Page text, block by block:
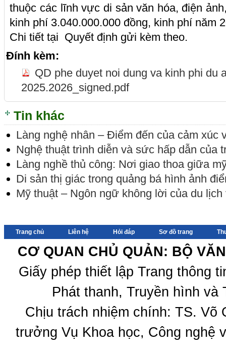
thuộc các lĩnh vực di sản văn hóa, điện
kinh phí 3.040.000.000 đồng, kinh phí năm
Chi tiết tại Quyết định gửi kèm theo.
Đính kèm:
QD phe duyet noi dung va kinh phi du
2025.2026_signed.pdf
Tin khác
Làng nghệ nhân – Điểm đến của cảm xúc
Nghệ thuật trình diễn và sức hấp dẫn của
Làng nghề thủ công: Nơi giao thoa giữa
Di sản thị giác trong quảng bá hình ảnh
Mỹ thuật – Ngôn ngữ không lời của du lịch
Trang chủ Liên hệ Hỏi đáp Sơ đồ trang
CƠ QUAN CHỦ QUẢN: BỘ
Giấy phép thiết lập Trang thông
Phát thanh, Truyền hình
Chịu trách nhiệm chính: TS.
trưởng Vụ Khoa học, Công nghệ